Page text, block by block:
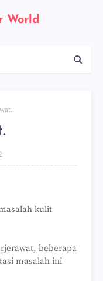
World
kulit
beberapa
masalah ini